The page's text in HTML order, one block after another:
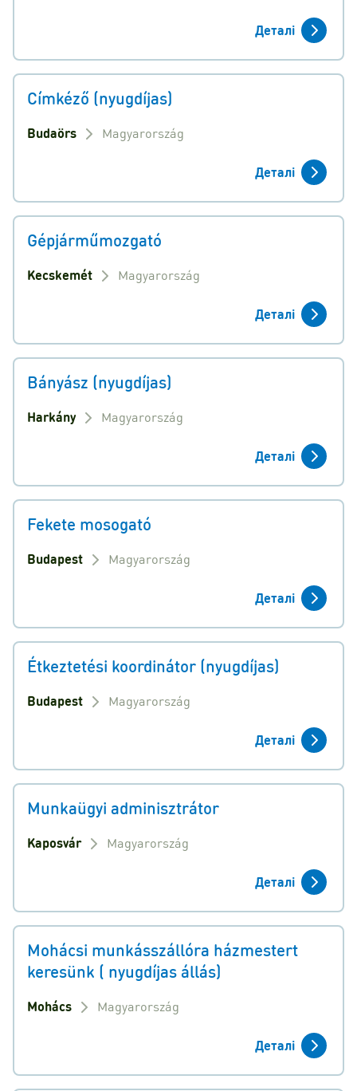
Деталі
Címkéző (nyugdíjas)
Budaörs Magyarország
Деталі
Gépjárműmozgató
Kecskemét Magyarország
Деталі
Bányász (nyugdíjas)
Harkány Magyarország
Деталі
Fekete mosogató
Budapest Magyarország
Деталі
Étkeztetési koordinátor (nyugdíjas)
Budapest Magyarország
Деталі
Munkaügyi adminisztrátor
Kaposvár Magyarország
Деталі
Mohácsi munkásszállóra házmestert
keresünk ( nyugdíjas állás)
Mohács Magyarország
Деталі